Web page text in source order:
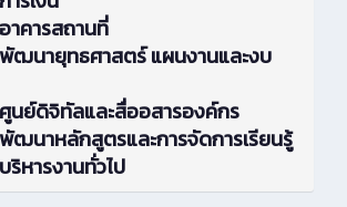
าคารสถานที่
พัฒนายุทธศาสตร์ แผนงานและงบ
นย์ดิจิทัลและสื่ออสารองค์กร
ฒนาหลักสูตรและการจัดการเรียนรู้
ริหารงานทั่วไป